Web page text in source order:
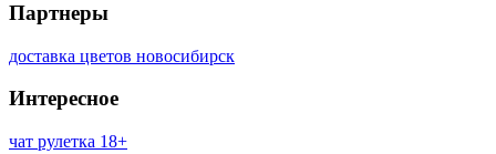
Партнеры
доставка цветов новосибирск
Интересное
чат рулетка 18+